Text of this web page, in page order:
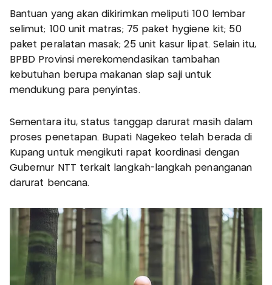
Bantuan yang akan dikirimkan meliputi 100 lembar
selimut; 100 unit matras; 75 paket hygiene kit; 50
paket peralatan masak; 25 unit kasur lipat. Selain itu,
BPBD Provinsi merekomendasikan tambahan
kebutuhan berupa makanan siap saji untuk
mendukung para penyintas.
Sementara itu, status tanggap darurat masih dalam
proses penetapan. Bupati Nagekeo telah berada di
Kupang untuk mengikuti rapat koordinasi dengan
Gubernur NTT terkait langkah-langkah penanganan
darurat bencana.